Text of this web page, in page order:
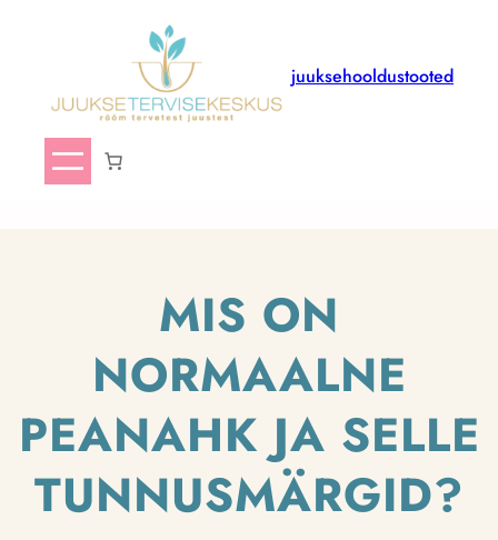
juuksehooldustooted
MIS ON
NORMAALNE
PEANAHK JA SELLE
TUNNUSMÄRGID?